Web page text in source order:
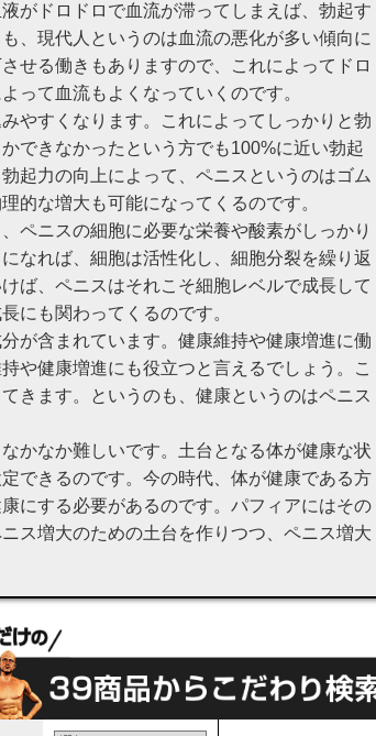
がドロドロで血流が滞ってしまえば、勃起す
、現代人というのは血流の悪化が多い傾向に
せる働きもありますので、これによってドロ
って血流もよくなっていくのです。
やすくなります。これによってしっかりと勃
できなかったという方でも100%に近い勃起
起力の向上によって、ペニスというのはゴム
的な増大も可能になってくるのです。
ペニスの細胞に必要な栄養や酸素がしっかり
なれば、細胞は活性化し、細胞分裂を繰り返
ば、ペニスはそれこそ細胞レベルで成長して
にも関わってくるのです。
が含まれています。健康維持や健康増進に働
や健康増進にも役立つと言えるでしょう。こ
きます。というのも、健康というのはペニス
かなか難しいです。土台となる体が健康な状
できるのです。今の時代、体が健康である方
にする必要があるのです。パフィアにはその
ス増大のための土台を作りつつ、ペニス増大